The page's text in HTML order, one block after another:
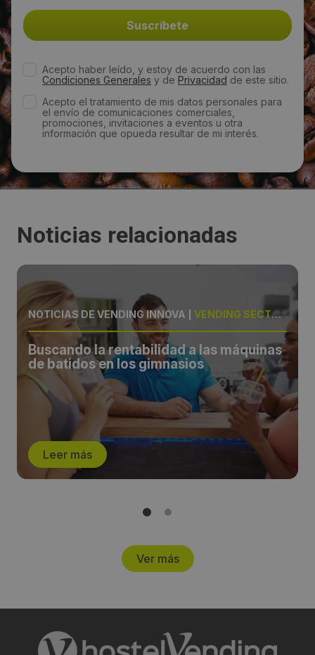
Acepto haber leído, y estoy de acuerdo con las
Condiciones Generales y de Privacidad de este sitio.
Acepto el tratamiento de mis datos personales para
el envío de comunicaciones comerciales,
promociones, invitaciones a eventos u otra
información que opueda resultar de mi interés.
Noticias relacionadas
NOTICIAS DE VENDING INNOVA VENDING SECTORIAL
Buscando la rentabilidad a las máquinas
de batidos en los gimnasios
Leer más
Ver más